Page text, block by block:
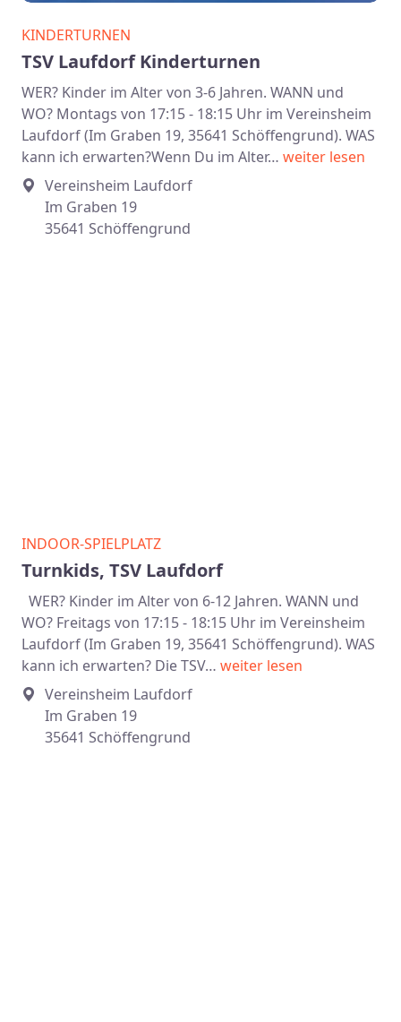
KINDERTURNEN
TSV Laufdorf Kinderturnen
WER? Kinder im Alter von 3-6 Jahren. WANN und
WO? Montags von 17:15 - 18:15 Uhr im Vereinsheim
Laufdorf (Im Graben 19, 35641 Schöffengrund). WAS
kann ich erwarten?Wenn Du im Alter… weiter lesen
Vereinsheim Laufdorf
Im Graben 19
35641 Schöffengrund
INDOOR-SPIELPLATZ
Turnkids, TSV Laufdorf
WER? Kinder im Alter von 6-12 Jahren. WANN und
WO? Freitags von 17:15 - 18:15 Uhr im Vereinsheim
Laufdorf (Im Graben 19, 35641 Schöffengrund). WAS
kann ich erwarten? Die TSV… weiter lesen
Vereinsheim Laufdorf
Im Graben 19
35641 Schöffengrund